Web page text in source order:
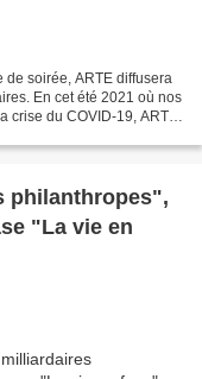
de soirée, ARTE diffusera
En cet été 2021 où nos
crise du COVID-19, ARTE
philanthropes",
"La vie en